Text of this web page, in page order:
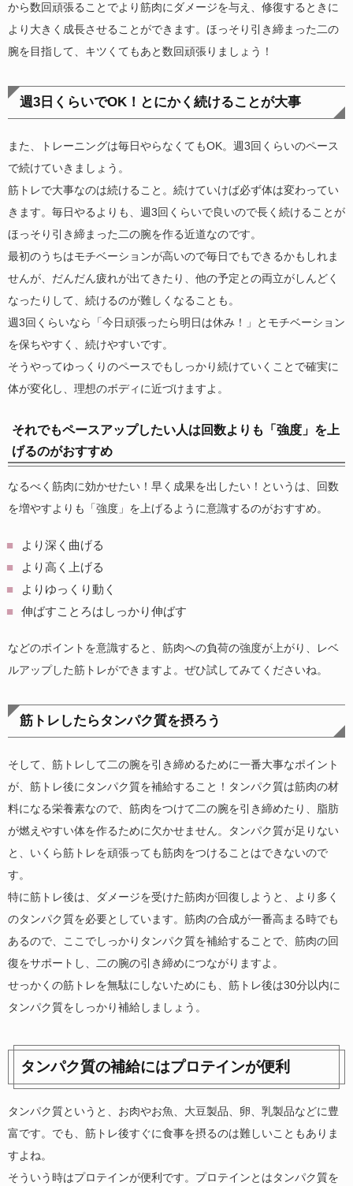
から数回頑張ることでより筋肉にダメージを与え、修復するときに
より大きく成長させることができます。ほっそり引き締まった二の
腕を目指して、キツくてもあと数回頑張りましょう！
週3日くらいでOK！とにかく続けることが大事
また、トレーニングは毎日やらなくてもOK。週3回くらいのペース
で続けていきましょう。
筋トレで大事なのは続けること。続けていけば必ず体は変わってい
きます。毎日やるよりも、週3回くらいで良いので長く続けることが
ほっそり引き締まった二の腕を作る近道なのです。
最初のうちはモチベーションが高いので毎日でもできるかもしれま
せんが、だんだん疲れが出てきたり、他の予定との両立がしんどく
なったりして、続けるのが難しくなることも。
週3回くらいなら「今日頑張ったら明日は休み！」とモチベーション
を保ちやすく、続けやすいです。
そうやってゆっくりのペースでもしっかり続けていくことで確実に
体が変化し、理想のボディに近づけますよ。
それでもペースアップしたい人は回数よりも「強度」を上
げるのがおすすめ
なるべく筋肉に効かせたい！早く成果を出したい！というは、回数
を増やすよりも「強度」を上げるように意識するのがおすすめ。
より深く曲げる
より高く上げる
よりゆっくり動く
伸ばすことろはしっかり伸ばす
などのポイントを意識すると、筋肉への負荷の強度が上がり、レベ
ルアップした筋トレができますよ。ぜひ試してみてくださいね。
筋トレしたらタンパク質を摂ろう
そして、筋トレして二の腕を引き締めるために一番大事なポイント
が、筋トレ後にタンパク質を補給すること！タンパク質は筋肉の材
料になる栄養素なので、筋肉をつけて二の腕を引き締めたり、脂肪
が燃えやすい体を作るために欠かせません。タンパク質が足りない
と、いくら筋トレを頑張っても筋肉をつけることはできないので
す。
特に筋トレ後は、ダメージを受けた筋肉が回復しようと、より多く
のタンパク質を必要としています。筋肉の合成が一番高まる時でも
あるので、ここでしっかりタンパク質を補給することで、筋肉の回
復をサポートし、二の腕の引き締めにつながりますよ。
せっかくの筋トレを無駄にしないためにも、筋トレ後は30分以内に
タンパク質をしっかり補給しましょう。
タンパク質の補給にはプロテインが便利
タンパク質というと、お肉やお魚、大豆製品、卵、乳製品などに豊
富です。でも、筋トレ後すぐに食事を摂るのは難しいこともありま
すよね。
そういう時はプロテインが便利です。プロテインとはタンパク質を